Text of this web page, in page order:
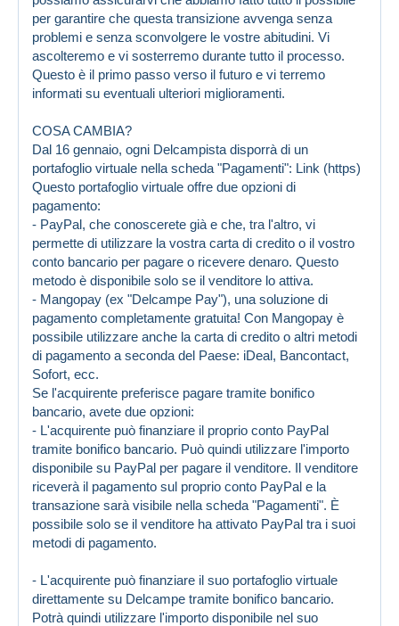
per garantire che questa transizione avvenga senza
problemi e senza sconvolgere le vostre abitudini. Vi
ascolteremo e vi sosterremo durante tutto il processo.
Questo è il primo passo verso il futuro e vi terremo
informati su eventuali ulteriori miglioramenti.
COSA CAMBIA?
Dal 16 gennaio, ogni Delcampista disporrà di un
portafoglio virtuale nella scheda "Pagamenti": Link (https)
Questo portafoglio virtuale offre due opzioni di
pagamento:
- PayPal, che conoscerete già e che, tra l'altro, vi
permette di utilizzare la vostra carta di credito o il vostro
conto bancario per pagare o ricevere denaro. Questo
metodo è disponibile solo se il venditore lo attiva.
- Mangopay (ex "Delcampe Pay"), una soluzione di
pagamento completamente gratuita! Con Mangopay è
possibile utilizzare anche la carta di credito o altri metodi
di pagamento a seconda del Paese: iDeal, Bancontact,
Sofort, ecc.
Se l'acquirente preferisce pagare tramite bonifico
bancario, avete due opzioni:
- L'acquirente può finanziare il proprio conto PayPal
tramite bonifico bancario. Può quindi utilizzare l'importo
disponibile su PayPal per pagare il venditore. Il venditore
riceverà il pagamento sul proprio conto PayPal e la
transazione sarà visibile nella scheda "Pagamenti". È
possibile solo se il venditore ha attivato PayPal tra i suoi
metodi di pagamento.
- L'acquirente può finanziare il suo portafoglio virtuale
direttamente su Delcampe tramite bonifico bancario.
Potrà quindi utilizzare l'importo disponibile nel suo